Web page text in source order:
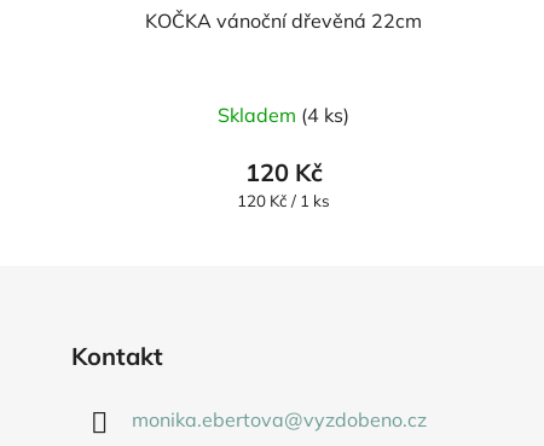
KOČKA vánoční dřevěná 22cm
Skladem (4 ks)
120 Kč
Měrná
120 Kč / 1 ks
Kontakt
monika.ebertova@vyzdobeno.cz